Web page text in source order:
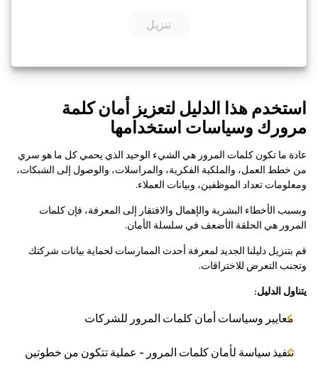
استخدم هذا الدليل لتعزيز أمان كلمة
مرورك وسياسات استخدامها
عادة ما تكون كلمات المرور هي الشيء الوحيد الذي يحمي كل ما هو سري
من خطط العمل، والملكية الفكرية، والمراسلات، والوصول إلى الشبكات،
ومعلومات تعداد الموظفين، وبيانات العملاء.
وبسبب الأخطاء البشرية والإهمال والافتقار إلى المعرفة، فإن كلمات
المرور هي الحلقة الأضعف في سلسلة الأمان.
قم بتنزيل دليلنا الجديد لمعرفة أحدث الممارسات لحماية بيانات شركتك
وتجنب التعرض للاختراقات.
يتناول الدليل:
معايير وسياسات أمان كلمات المرور للشركات
تنفيذ سياسة لأمان كلمات المرور - عملية تتكون من خطوتين